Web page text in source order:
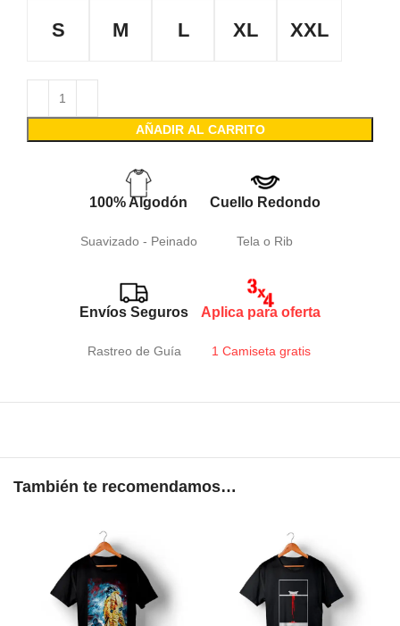
S M L XL XXL
AÑADIR AL CARRITO
100% Algodón
Suavizado - Peinado
Cuello Redondo
Tela o Rib
Envíos Seguros
Rastreo de Guía
Aplica para oferta
1 Camiseta gratis
También te recomendamos…